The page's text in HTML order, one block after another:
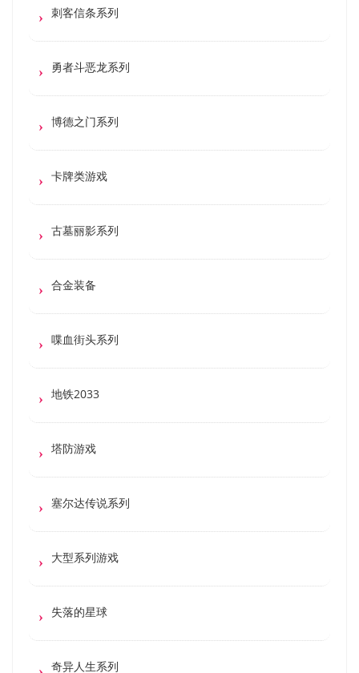
刺客信条系列
勇者斗恶龙系列
博德之门系列
卡牌类游戏
古墓丽影系列
合金装备
喋血街头系列
地铁2033
塔防游戏
塞尔达传说系列
大型系列游戏
失落的星球
奇异人生系列